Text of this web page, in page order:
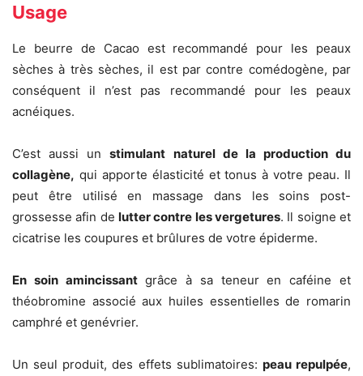
Usage
Le beurre de Cacao est recommandé pour les peaux
sèches à très sèches, il est par contre comédogène, par
conséquent il n’est pas recommandé pour les peaux
acnéiques.
C’est aussi unstimulant naturel de la production du
collagène, qui apporte élasticité et tonus à votre peau. Il
peut être utilisé en massage dans les soins post-
grossesse afin de lutter contre les vergetures. Il soigne et
cicatrise les coupures et brûlures de votre épiderme.
En soin amincissantgrâce à sa teneur en caféine et
théobromine associé aux huiles essentielles de romarin
camphré et genévrier.
Un seul produit, des effets sublimatoires: peau repulpée,